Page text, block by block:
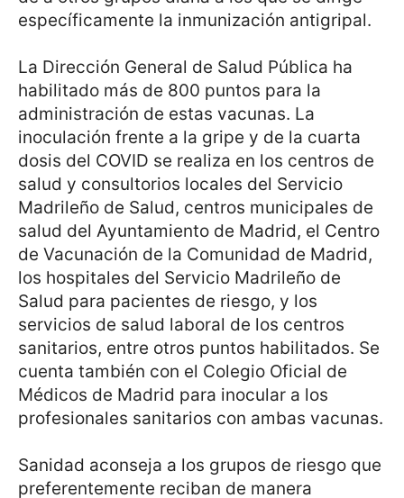
específicamente la inmunización antigripal.
La Dirección General de Salud Pública ha
habilitado más de 800 puntos para la
administración de estas vacunas. La
inoculación frente a la gripe y de la cuarta
dosis del COVID se realiza en los centros de
salud y consultorios locales del Servicio
Madrileño de Salud, centros municipales de
salud del Ayuntamiento de Madrid, el Centro
de Vacunación de la Comunidad de Madrid,
los hospitales del Servicio Madrileño de
Salud para pacientes de riesgo, y los
servicios de salud laboral de los centros
sanitarios, entre otros puntos habilitados. Se
cuenta también con el Colegio Oficial de
Médicos de Madrid para inocular a los
profesionales sanitarios con ambas vacunas.
Sanidad aconseja a los grupos de riesgo que
preferentemente reciban de manera